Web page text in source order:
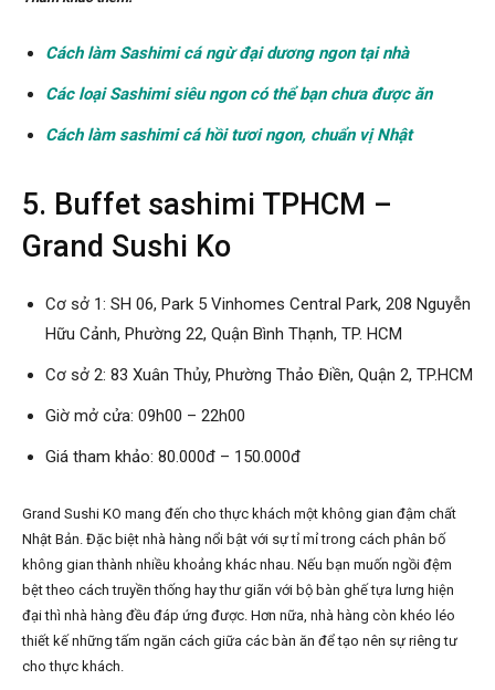
Cách làm Sashimi cá ngừ đại dương ngon tại nhà
Các loại Sashimi siêu ngon có thể bạn chưa được ăn
Cách làm sashimi cá hồi tươi ngon, chuẩn vị Nhật
5. Buffet sashimi TPHCM –
Grand Sushi Ko
Cơ sở 1: SH 06, Park 5 Vinhomes Central Park, 208 Nguyễn
Hữu Cảnh, Phường 22, Quận Bình Thạnh, TP. HCM
Cơ sở 2: 83 Xuân Thủy, Phường Thảo Điền, Quận 2, TP.HCM
Giờ mở cửa: 09h00 – 22h00
Giá tham khảo: 80.000đ – 150.000đ
Grand Sushi KO mang đến cho thực khách một không gian đậm chất
Nhật Bản. Đặc biệt nhà hàng nổi bật với sự tỉ mỉ trong cách phân bố
không gian thành nhiều khoảng khác nhau. Nếu bạn muốn ngồi đệm
bệt theo cách truyền thống hay thư giãn với bộ bàn ghế tựa lưng hiện
đại thì nhà hàng đều đáp ứng được. Hơn nữa, nhà hàng còn khéo léo
thiết kế những tấm ngăn cách giữa các bàn ăn để tạo nên sự riêng tư
cho thực khách.